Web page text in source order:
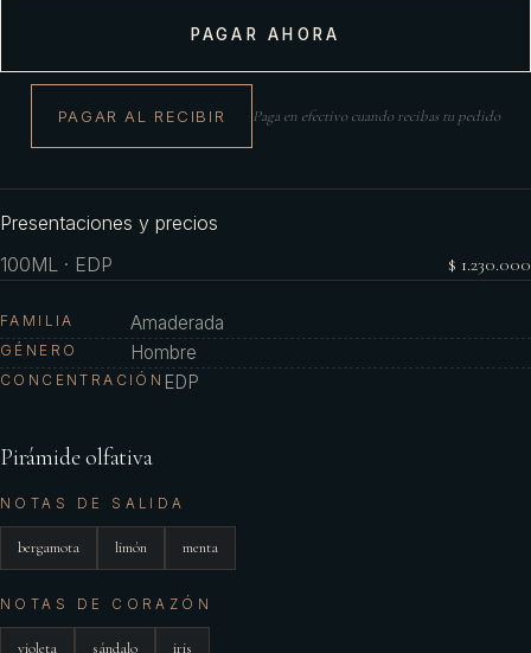
PAGAR AHORA
PAGAR AL RECIBIR Paga en efectivo cuando recibas tu pedido
Presentaciones y precios
100ML · EDP
$ 1.230.000
FAMILIA Amaderada
GÉNERO Hombre
CONCENTRACIÓN EDP
Pirámide olfativa
NOTAS DE SALIDA
bergamota limón menta
NOTAS DE CORAZÓN
violeta sándalo iris